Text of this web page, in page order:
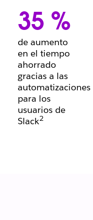
falta de
claridad como
administrador
de proyectos?
¿Estás dando
inicio a un
informe? Hay
plantillas para
todo.
35 %
de aumento
en el tiempo
ahorrado
gracias a las
automatizaciones
para los
usuarios de
Slack2